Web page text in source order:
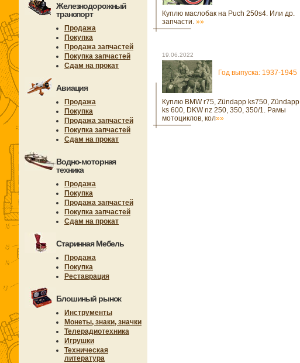
Железнодорожный
транспорт
Продажа
Покупка
Продажа запчастей
Покупка запчастей
Сдам на прокат
Авиация
Продажа
Покупка
Продажа запчастей
Покупка запчастей
Сдам на прокат
Водно-моторная
техника
Продажа
Покупка
Продажа запчастей
Покупка запчастей
Сдам на прокат
Старинная Мебель
Продажа
Покупка
Реставрация
Блошиный рынок
Инструменты
Монеты, знаки, значки
Телерадиотехника
Игрушки
Техническая
литература
Куплю маслобак на Puch 250s4. Или др.
запчасти. »»
19.06.2022
Год выпуска: 1937-1945
Куплю BMW r75, Zündapp ks750, Zündapp
ks 600, DKW nz 250, 350, 350/1. Рамы
мотоциклов, кол»»